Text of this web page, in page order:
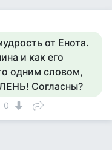
от Енота.
и как его
одним словом,
Согласны?
0